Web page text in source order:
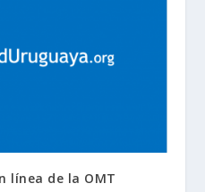
línea de la OMT